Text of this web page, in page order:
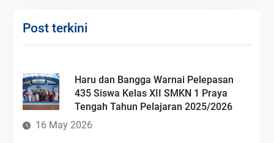
Post terkini
Haru dan Bangga Warnai Pelepasan
435 Siswa Kelas XII SMKN 1 Praya
Tengah Tahun Pelajaran 2025/2026
16 May 2026